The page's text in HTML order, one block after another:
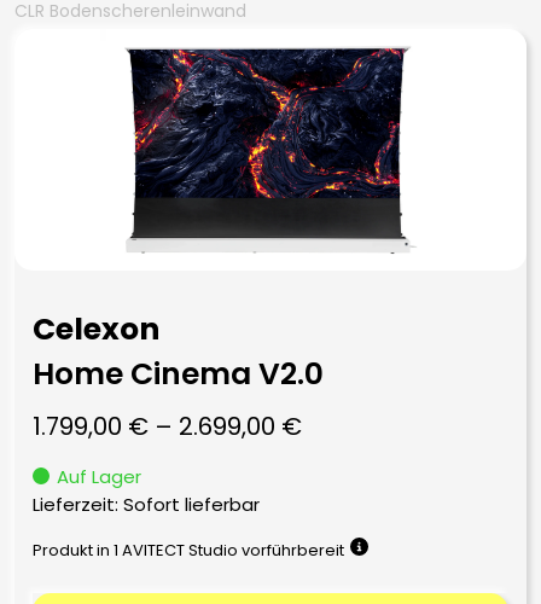
CLR Bodenscherenleinwand
Celexon
Home Cinema V2.0
1.799,00 € – 2.699,00 €
Auf Lager
Lieferzeit: Sofort lieferbar
Produkt in 1 AVITECT Studio vorführbereit